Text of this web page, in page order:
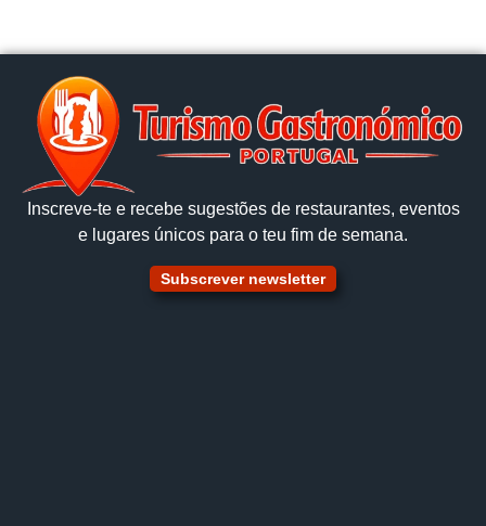
Inscreve‑te e recebe sugestões de restaurantes, eventos
e lugares únicos para o teu fim de semana.
Subscrever newsletter